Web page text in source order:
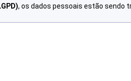
, os dados pessoais estão sendo